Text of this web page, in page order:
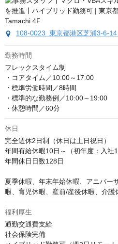
108-0023 東京都港区芝浦3-6-
勤務時間
フレックスタイム制
・コアタイム／10:00～17:00
・標準労働時間／8時間
・標準的な勤務例／10:00～19:00
・休憩時間／60分
休日
完全週休2日制（休日は土日祝日）
年間有給休暇10日～（初年度：入社
年間休日日数128日
夏季休暇、年末年始休暇、アニバー
暇、育児休暇、産前/産後休暇、介護
福利厚生
通勤交通費支給
社会保険完備